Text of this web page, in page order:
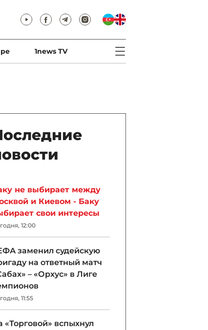
1news TV
не выбирает между
и Киевом - Баку
свои интересы
12:00
заменил судейскую
на ответный матч
– «Орхус» в Лиге
11:55
«Торговой» вспыхнул